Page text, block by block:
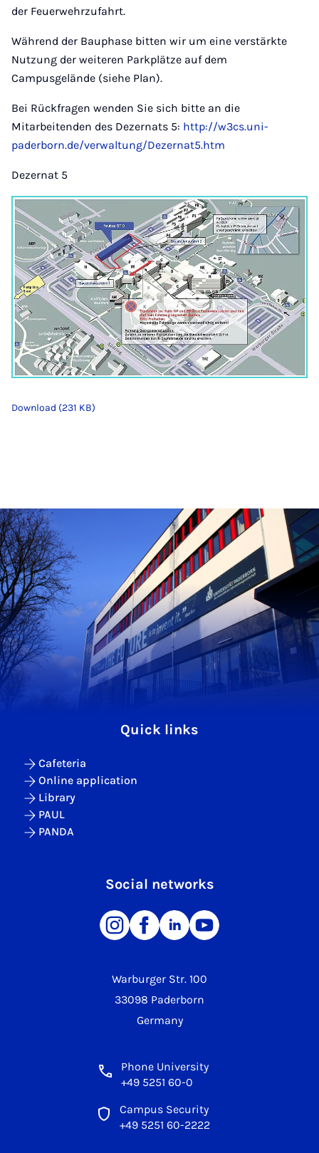
der Feuerwehrzufahrt.
Während der Bauphase bitten wir um eine verstärkte
Nutzung der weiteren Parkplätze auf dem
Campusgelände (siehe Plan).
Bei Rückfragen wenden Sie sich bitte an die
Mitarbeitenden des Dezernats 5: http://w3cs.uni-
paderborn.de/verwaltung/Dezernat5.htm
Dezernat 5
Download (231 KB)
Warburger Str. 100
33098 Paderborn
Germany
Phone University
+49 5251 60-0
Campus Security
+49 5251 60-2222
Quick links
Cafeteria
Online application
Library
PAUL
PANDA
Social networks